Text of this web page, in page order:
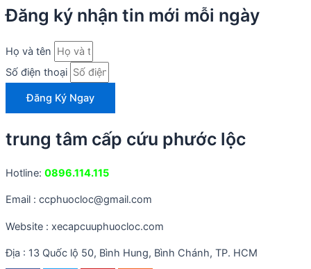
Đăng ký nhận tin mới mỗi ngày
Họ và tên
Số điện thoại
Đăng Ký Ngay
trung tâm cấp cứu phước lộc
Hotline: 0896.114.115
Email : ccphuocloc@gmail.com
Website : xecapcuuphuocloc.com
Địa : 13 Quốc lộ 50, Bình Hung, Bình Chánh, TP. HCM